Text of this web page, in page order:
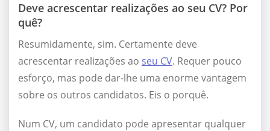
Deve acrescentar realizações ao seu CV? Por
quê?
Resumidamente, sim. Certamente deve
acrescentar realizações ao seu CV. Requer pouco
esforço, mas pode dar-lhe uma enorme vantagem
sobre os outros candidatos. Eis o porquê.
Num CV, um candidato pode apresentar qualquer